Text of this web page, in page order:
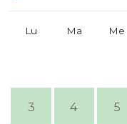
Lu Ma Me
3 4 5